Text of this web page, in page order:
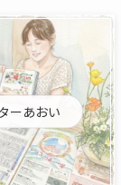
ーあおい